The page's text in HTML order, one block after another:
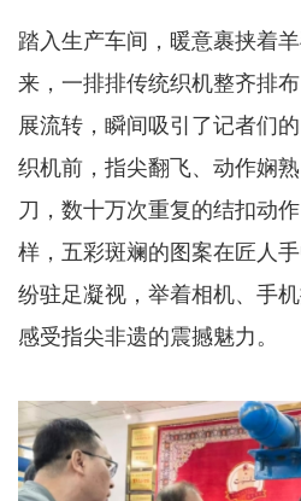
踏入生产车间，暖意裹挟着
来，一排排传统织机整齐排
展流转，瞬间吸引了记者们
织机前，指尖翻飞、动作娴
刀，数十万次重复的结扣动
样，五彩斑斓的图案在匠人
纷驻足凝视，举着相机、手
感受指尖非遗的震撼魅力。